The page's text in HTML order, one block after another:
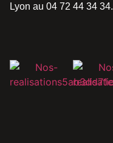
Lyon au 04 72 44 34 34.